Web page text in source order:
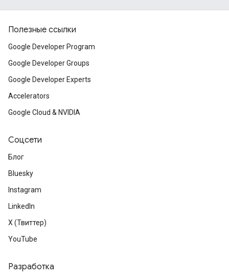
Полезные ссылки
Google Developer Program
Google Developer Groups
Google Developer Experts
Accelerators
Google Cloud & NVIDIA
Соцсети
Блог
Bluesky
Instagram
LinkedIn
X (Твиттер)
YouTube
Разработка